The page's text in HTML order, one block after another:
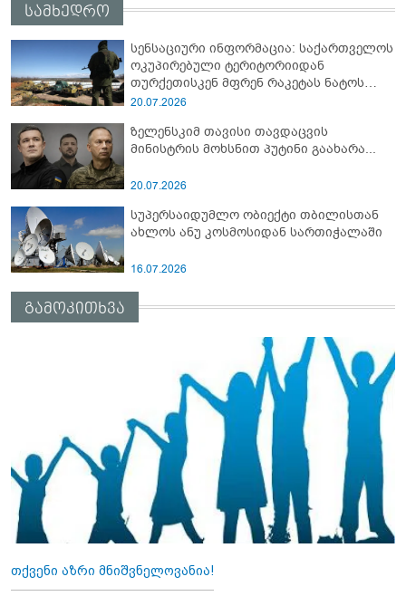
სამხედრო
სენსაციური ინფორმაცია: საქართველოს
ოკუპირებული ტერიტორიიდან
თურქეთისკენ მფრენ რაკეტას ნატოს
სამიტი კინაღამ ჩაუშლია
20.07.2026
ზელენსკიმ თავისი თავდაცვის
მინისტრის მოხსნით პუტინი გაახარა...
20.07.2026
სუპერსაიდუმლო ობიექტი თბილისთან
ახლოს ანუ კოსმოსიდან სართიჭალაში
16.07.2026
გამოკითხვა
თქვენი აზრი მნიშვნელოვანია!